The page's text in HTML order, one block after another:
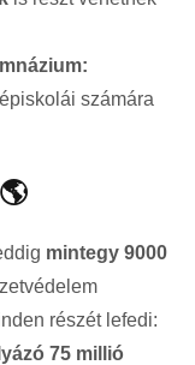
számára
mintegy 9000
részét lefedi:
75 millió